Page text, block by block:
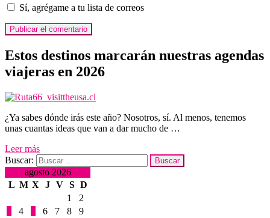
Sí, agrégame a tu lista de correos
Estos destinos marcarán nuestras agendas
viajeras en 2026
¿Ya sabes dónde irás este año? Nosotros, sí. Al menos, tenemos
unas cuantas ideas que van a dar mucho de …
Leer más
Buscar:
agosto 2026
L M X J V S D
1
2
4 6 7 8
9